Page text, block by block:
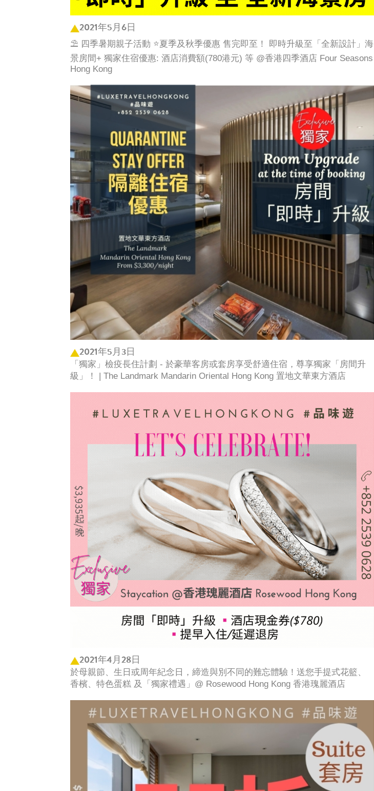
2021年5月6日
⛱️ 四季暑期親子活動 ⭐夏季及秋季優惠 售完即至！ 即時升級至「全新設計」海
景房間+ 獨家住宿優惠: 酒店消費額(780港元) 等 @香港四季酒店 Four Seasons
Hong Kong
2021年5月3日
「獨家」檢疫長住計劃 - 於豪華客房或套房享受舒適住宿，尊享獨家「房間升
級」！ | The Landmark Mandarin Oriental Hong Kong 置地文華東方酒店
2021年4月28日
於母親節、生日或周年紀念日，締造與別不同的難忘體驗！送您手提式花籃、
香檳、特色蛋糕 及「獨家禮遇」@ Rosewood Hong Kong 香港瑰麗酒店